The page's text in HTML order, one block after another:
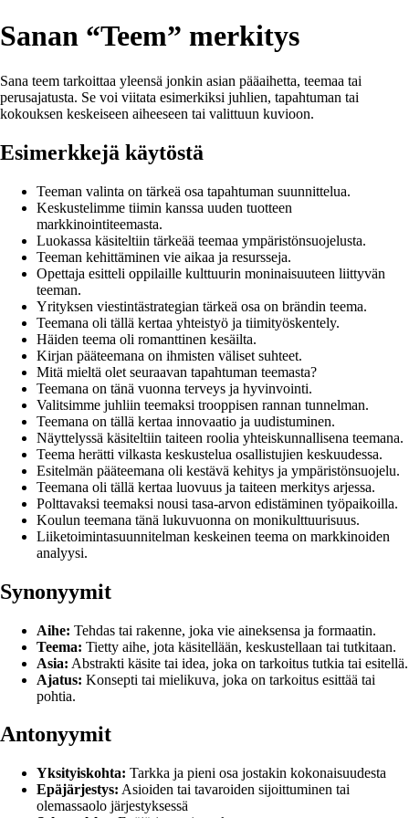
Sanan “Teem” merkitys
Sana teem tarkoittaa yleensä jonkin asian pääaihetta, teemaa tai
perusajatusta. Se voi viitata esimerkiksi juhlien, tapahtuman tai
kokouksen keskeiseen aiheeseen tai valittuun kuvioon.
Esimerkkejä käytöstä
Teeman valinta on tärkeä osa tapahtuman suunnittelua.
Keskustelimme tiimin kanssa uuden tuotteen
markkinointiteemasta.
Luokassa käsiteltiin tärkeää teemaa ympäristönsuojelusta.
Teeman kehittäminen vie aikaa ja resursseja.
Opettaja esitteli oppilaille kulttuurin moninaisuuteen liittyvän
teeman.
Yrityksen viestintästrategian tärkeä osa on brändin teema.
Teemana oli tällä kertaa yhteistyö ja tiimityöskentely.
Häiden teema oli romanttinen kesäilta.
Kirjan pääteemana on ihmisten väliset suhteet.
Mitä mieltä olet seuraavan tapahtuman teemasta?
Teemana on tänä vuonna terveys ja hyvinvointi.
Valitsimme juhliin teemaksi trooppisen rannan tunnelman.
Teemana on tällä kertaa innovaatio ja uudistuminen.
Näyttelyssä käsiteltiin taiteen roolia yhteiskunnallisena teemana.
Teema herätti vilkasta keskustelua osallistujien keskuudessa.
Esitelmän pääteemana oli kestävä kehitys ja ympäristönsuojelu.
Teemana oli tällä kertaa luovuus ja taiteen merkitys arjessa.
Polttavaksi teemaksi nousi tasa-arvon edistäminen työpaikoilla.
Koulun teemana tänä lukuvuonna on monikulttuurisuus.
Liiketoimintasuunnitelman keskeinen teema on markkinoiden
analyysi.
Synonyymit
Aihe: Tehdas tai rakenne, joka vie aineksensa ja formaatin.
Teema: Tietty aihe, jota käsitellään, keskustellaan tai tutkitaan.
Asia: Abstrakti käsite tai idea, joka on tarkoitus tutkia tai esitellä.
Ajatus: Konsepti tai mielikuva, joka on tarkoitus esittää tai
pohtia.
Antonyymit
Yksityiskohta: Tarkka ja pieni osa jostakin kokonaisuudesta
Epäjärjestys: Asioiden tai tavaroiden sijoittuminen tai
olemassaolo järjestyksessä